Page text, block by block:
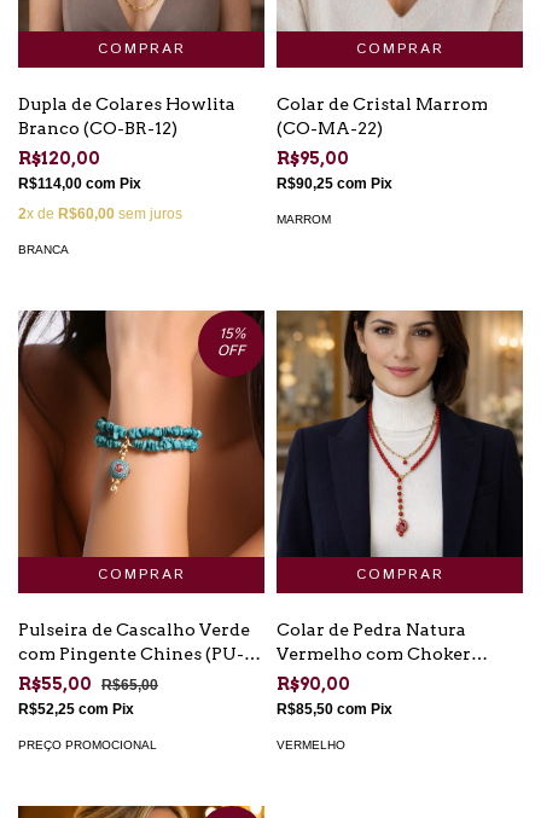
Dupla de Colares Howlita
Branco (CO-BR-12)
R$120,00
R$114,00 com Pix
2x de R$60,00 sem juros
BRANCA
Colar de Cristal Marrom
(CO-MA-22)
R$95,00
R$90,25 com Pix
MARROM
15%
OFF
Pulseira de Cascalho Verde
com Pingente Chines (PU-
AT-01)
R$55,00
R$65,00
R$52,25 com Pix
PREÇO PROMOCIONAL
Colar de Pedra Natura
Vermelho com Choker
Corrente Dourada (CO-VR-
07)
R$90,00
R$85,50 com Pix
VERMELHO